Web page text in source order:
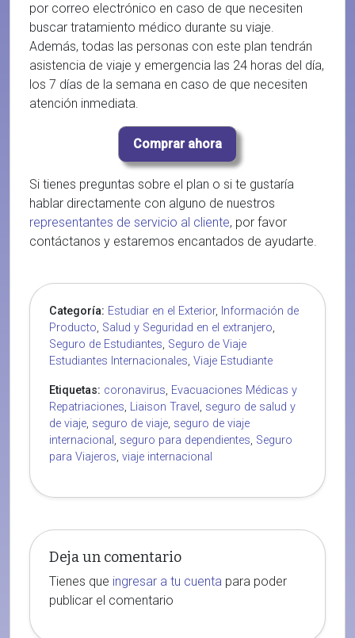
por correo electrónico en caso de que necesiten
buscar tratamiento médico durante su viaje.
Además, todas las personas con este plan tendrán
asistencia de viaje y emergencia las 24 horas del día,
los 7 días de la semana en caso de que necesiten
atención inmediata.
Si tienes preguntas sobre el plan o si te gustaría
hablar directamente con alguno de nuestros
representantes de servicio al cliente, por favor
contáctanos y estaremos encantados de ayudarte.
Categoría: Estudiar en el Exterior, Información de
Producto, Salud y Seguridad en el extranjero,
Seguro de Estudiantes, Seguro de Viaje
Estudiantes Internacionales, Viaje Estudiante
Etiquetas: coronavirus, Evacuaciones Médicas y
Repatriaciones, Liaison Travel , seguro de salud y
de viaje, seguro de viaje, seguro de viaje
internacional , seguro para dependientes, Seguro
para Viajeros, viaje internacional
Deja un comentario
Tienes que ingresar a tu cuenta para poder
publicar el comentario